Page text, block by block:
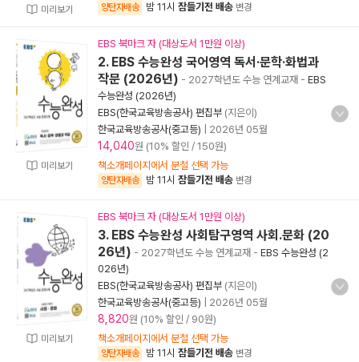
미리보기 양탄자배송 밤 11시 잠들기전 배송 변경
미리보기
EBS 북마크 자 (대상도서 1만원 이상)
2. EBS 수능완성 국어영역 독서·문학·화법과
작문 (2026년) - 2027학년도 수능 연계교재 - EBS
수능완성 (2026년)
EBS(한국교육방송공사) 편집부 (지은이)
한국교육방송공사(중고등)
2026년 05월
14,040원 (10% 할인 / 150원)
책소개페이지에서 분철 선택 가능
양탄자배송 밤 11시 잠들기전 배송 변경
미리보기
EBS 북마크 자 (대상도서 1만원 이상)
3. EBS 수능완성 사회탐구영역 사회.문화 (20
26년) - 2027학년도 수능 연계교재 - EBS 수능완성 (2
026년)
EBS(한국교육방송공사) 편집부 (지은이)
한국교육방송공사(중고등)
2026년 05월
8,820원 (10% 할인 / 90원)
책소개페이지에서 분철 선택 가능
양탄자배송 밤 11시 잠들기전 배송 변경